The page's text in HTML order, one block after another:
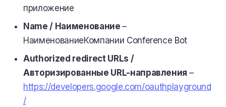
приложение
Name / Наименование–
НаименованиеКомпании Conference Bot
Authorized redirect URLs /
Авторизированные URL-направления –
https://developers.google.com/oauthplayground
/